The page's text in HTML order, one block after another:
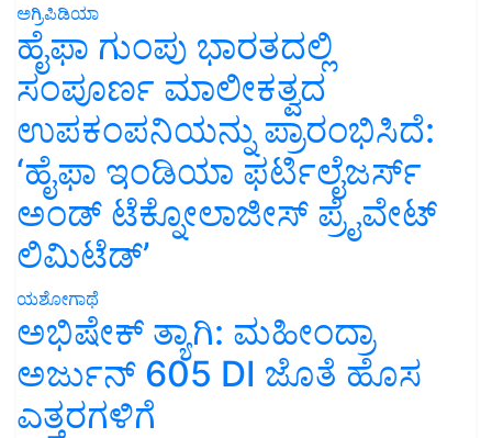
ಅಗ್ರಿಪಿಡಿಯಾ
ಹೈಫಾ ಗುಂಪು ಭಾರತದಲ್ಲಿ
ಸಂಪೂರ್ಣ ಮಾಲೀಕತ್ವದ
ಉಪಕಂಪನಿಯನ್ನು ಪ್ರಾರಂಭಿಸಿದೆ:
‘ಹೈಫಾ ಇಂಡಿಯಾ ಫರ್ಟಿಲೈಜರ್ಸ್
ಅಂಡ್ ಟೆಕ್ನೋಲಾಜೀಸ್ ಪ್ರೈವೇಟ್
ಲಿಮಿಟೆಡ್’
ಯಶೋಗಾಥೆ
ಅಭಿಷೇಕ್ ತ್ಯಾಗಿ: ಮಹೀಂದ್ರಾ
ಅರ್ಜುನ್ 605 DI ಜೊತೆ ಹೊಸ
ಎತ್ತರಗಳಿಗೆ